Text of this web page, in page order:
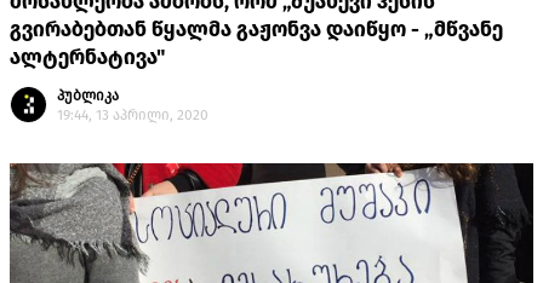
გვირაბებთან წყალმა გაჟონვა დაიწყო - „მწვანე
ალტერნატივა"
პუბლიკა
19:44, 13 აპრილი, 2020